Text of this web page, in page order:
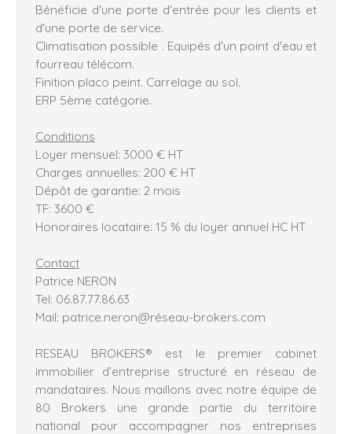
Bénéficie d'une porte d'entrée pour les clients et
d'une porte de service.
Climatisation possible . Equipés d'un point d'eau et
fourreau télécom.
Finition placo peint. Carrelage au sol.
ERP 5ème catégorie.
Conditions
Loyer mensuel: 3000 € HT
Charges annuelles: 200 € HT
Dépôt de garantie: 2 mois
TF: 3600 €
Honoraires locataire: 15 % du loyer annuel HC HT
Contact
Patrice NERON
Tel: 06.87.77.86.63
Mail: patrice.neron@réseau-brokers.com
RESEAU BROKERS® est le premier cabinet
immobilier d’entreprise structuré en réseau de
mandataires. Nous maillons avec notre équipe de
80 Brokers une grande partie du territoire
national pour accompagner nos entreprises